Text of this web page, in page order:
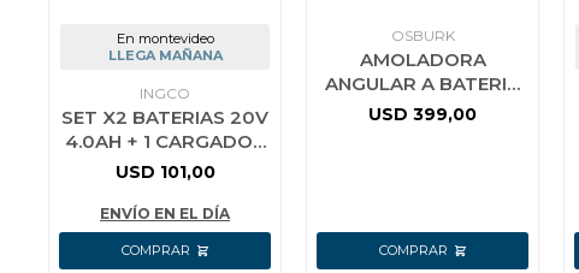
En montevideo
LLEGA MAÑANA
INGCO
SET X2 BATERIAS 20V
4.0AH + 1 CARGADOR
INGCO FBCPK2013
USD 101,00
ENVÍO EN EL DÍA
OSBURK
AMOLADORA
ANGULAR A BATERIA
25V E25X 115MM (4-
USD 399,00